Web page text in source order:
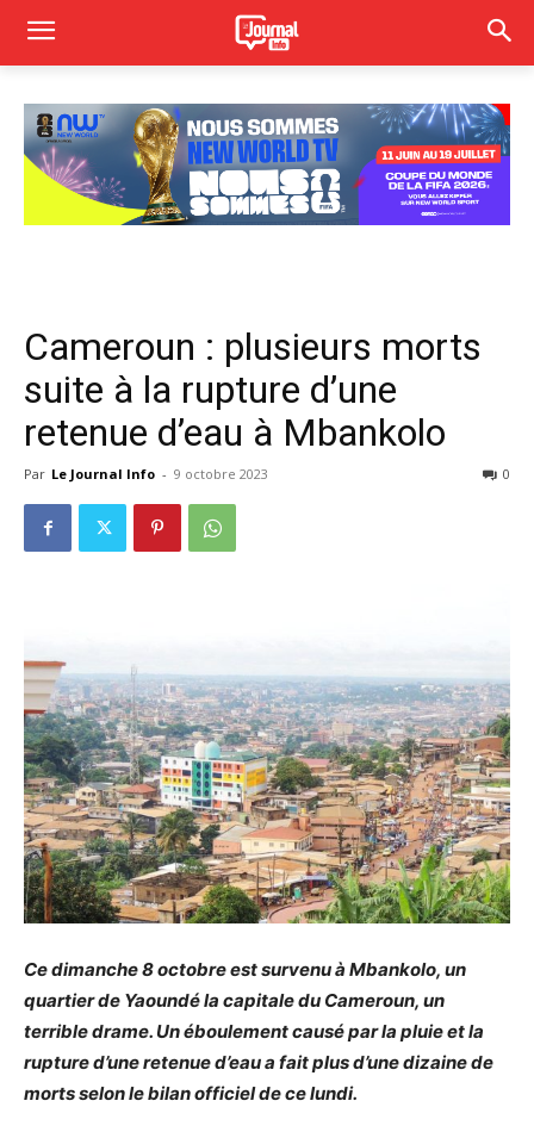
Cameroun : plusieurs morts
suite à la rupture d’une
retenue d’eau à Mbankolo
Par Le Journal Info - 9 octobre 2023 0
Ce dimanche 8 octobre est survenu à Mbankolo, un
quartier de Yaoundé la capitale du Cameroun, un
terrible drame. Un éboulement causé par la pluie et la
rupture d’une retenue d’eau a fait plus d’une dizaine de
morts selon le bilan officiel de ce lundi.